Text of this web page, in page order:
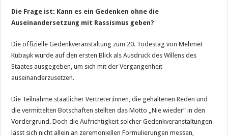
Die Frage ist: Kann es ein Gedenken ohne die
Auseinandersetzung mit Rassismus geben?
Die offizielle Gedenkveranstaltung zum 20. Todestag von Mehmet
Kubaşık wurde auf den ersten Blick als Ausdruck des Willens des
Staates ausgegeben, um sich mit der Vergangenheit
auseinanderzusetzen.
Die Teilnahme staatlicher Vertreter:innen, die gehaltenen Reden und
die vermittelten Botschaften stellten das Motto „Nie wieder“ in den
Vordergrund. Doch die Aufrichtigkeit solcher Gedenkveranstaltungen
lässt sich nicht allein an zeremoniellen Formulierungen messen,